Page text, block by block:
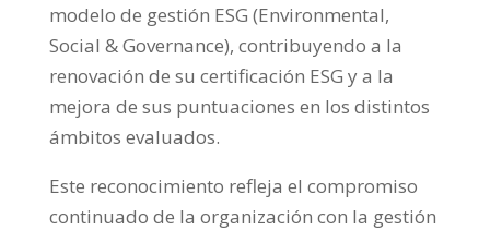
modelo de gestión ESG (Environmental,
Social & Governance), contribuyendo a la
renovación de su certificación ESG y a la
mejora de sus puntuaciones en los distintos
ámbitos evaluados.
Este reconocimiento refleja el compromiso
continuado de la organización con la gestión